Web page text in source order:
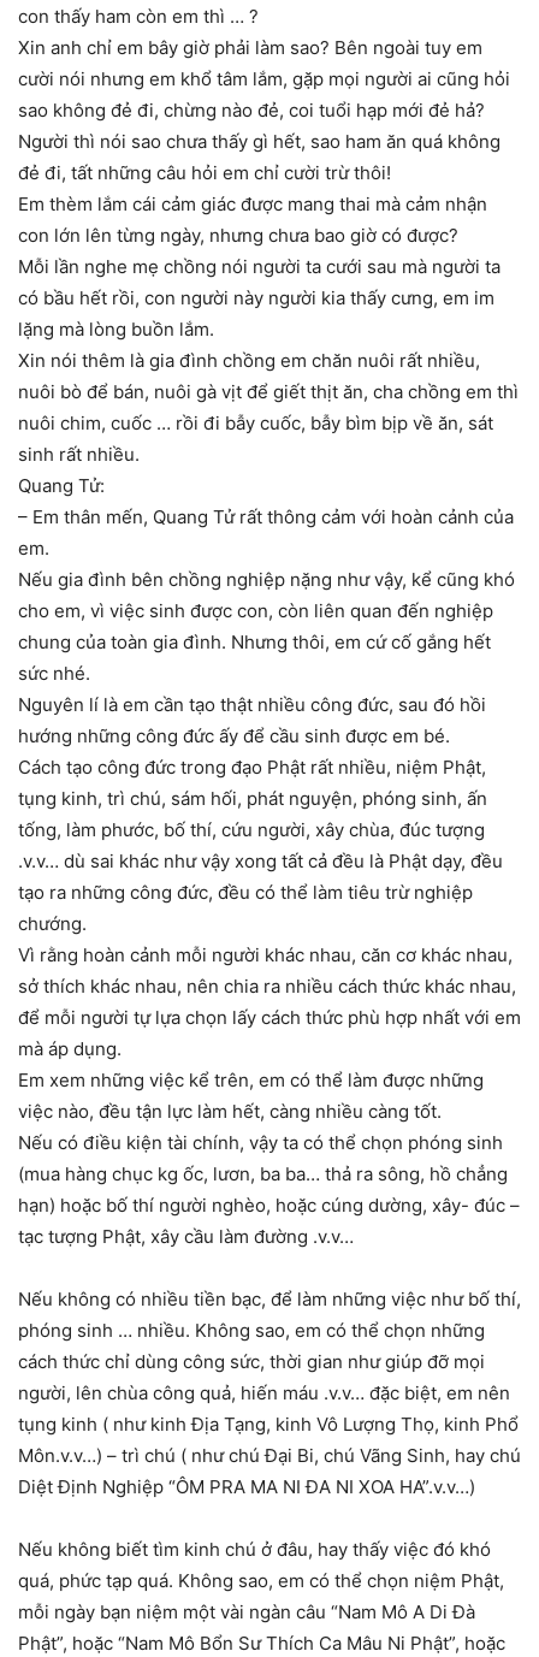
con thấy ham còn em thì … ?
Xin anh chỉ em bây giờ phải làm sao? Bên ngoài tuy em
cười nói nhưng em khổ tâm lắm, gặp mọi người ai cũng hỏi
sao không đẻ đi, chừng nào đẻ, coi tuổi hạp mới đẻ hả?
Người thì nói sao chưa thấy gì hết, sao ham ăn quá không
đẻ đi, tất những câu hỏi em chỉ cười trừ thôi!
Em thèm lắm cái cảm giác được mang thai mà cảm nhận
con lớn lên từng ngày, nhưng chưa bao giờ có được?
Mỗi lần nghe mẹ chồng nói người ta cưới sau mà người ta
có bầu hết rồi, con người này người kia thấy cưng, em im
lặng mà lòng buồn lắm.
Xin nói thêm là gia đình chồng em chăn nuôi rất nhiều,
nuôi bò để bán, nuôi gà vịt để giết thịt ăn, cha chồng em thì
nuôi chim, cuốc … rồi đi bẫy cuốc, bẫy bìm bịp về ăn, sát
sinh rất nhiều.
Quang Tử:
– Em thân mến, Quang Tử rất thông cảm với hoàn cảnh của
em.
Nếu gia đình bên chồng nghiệp nặng như vậy, kể cũng khó
cho em, vì việc sinh được con, còn liên quan đến nghiệp
chung của toàn gia đình. Nhưng thôi, em cứ cố gắng hết
sức nhé.
Nguyên lí là em cần tạo thật nhiều công đức, sau đó hồi
hướng những công đức ấy để cầu sinh được em bé.
Cách tạo công đức trong đạo Phật rất nhiều, niệm Phật,
tụng kinh, trì chú, sám hối, phát nguyện, phóng sinh, ấn
tống, làm phước, bố thí, cứu người, xây chùa, đúc tượng
.v.v… dù sai khác như vậy xong tất cả đều là Phật dạy, đều
tạo ra những công đức, đều có thể làm tiêu trừ nghiệp
chướng.
Vì rằng hoàn cảnh mỗi người khác nhau, căn cơ khác nhau,
sở thích khác nhau, nên chia ra nhiều cách thức khác nhau,
để mỗi người tự lựa chọn lấy cách thức phù hợp nhất với em
mà áp dụng.
Em xem những việc kể trên, em có thể làm được những
việc nào, đều tận lực làm hết, càng nhiều càng tốt.
Nếu có điều kiện tài chính, vậy ta có thể chọn phóng sinh
(mua hàng chục kg ốc, lươn, ba ba… thả ra sông, hồ chẳng
hạn) hoặc bố thí người nghèo, hoặc cúng dường, xây- đúc –
tạc tượng Phật, xây cầu làm đường .v.v…
Nếu không có nhiều tiền bạc, để làm những việc như bố thí,
phóng sinh … nhiều. Không sao, em có thể chọn những
cách thức chỉ dùng công sức, thời gian như giúp đỡ mọi
người, lên chùa công quả, hiến máu .v.v… đặc biệt, em nên
tụng kinh ( như kinh Địa Tạng, kinh Vô Lượng Thọ, kinh Phổ
Môn.v.v…) – trì chú ( như chú Đại Bi, chú Vãng Sinh, hay chú
Diệt Định Nghiệp “ÔM PRA MA NI ĐA NI XOA HA”.v.v…)
Nếu không biết tìm kinh chú ở đâu, hay thấy việc đó khó
quá, phức tạp quá. Không sao, em có thể chọn niệm Phật,
mỗi ngày bạn niệm một vài ngàn câu “Nam Mô A Di Đà
Phật”, hoặc “Nam Mô Bổn Sư Thích Ca Mâu Ni Phật”, hoặc